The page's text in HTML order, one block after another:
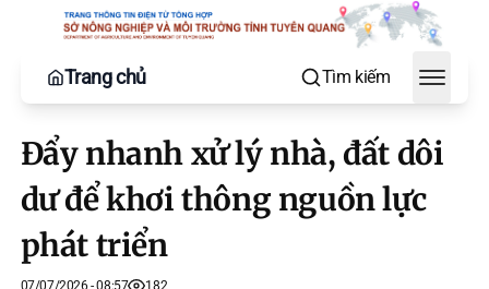
Trang chủ Tìm kiếm
Toggle
Đẩy nhanh xử lý nhà, đất dôi
dư để khơi thông nguồn lực
phát triển
07/07/2026 - 08:57 182